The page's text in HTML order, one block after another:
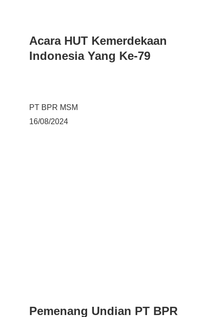
Acara HUT Kemerdekaan
Indonesia Yang Ke-79
PT BPR MSM
16/08/2024
Pemenang Undian PT BPR